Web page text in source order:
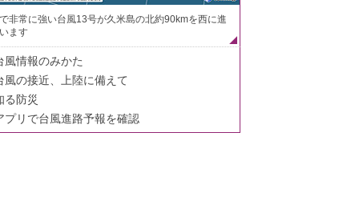
非常に強い台風13号が久米島の北約90kmを西に進
ます
風情報のみかた
風の接近、上陸に備えて
る防災
プリで台風進路予報を確認